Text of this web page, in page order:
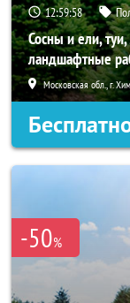
12:59:57
Сосны и ели,
ландшафтные
Московская обл., г.
-50%